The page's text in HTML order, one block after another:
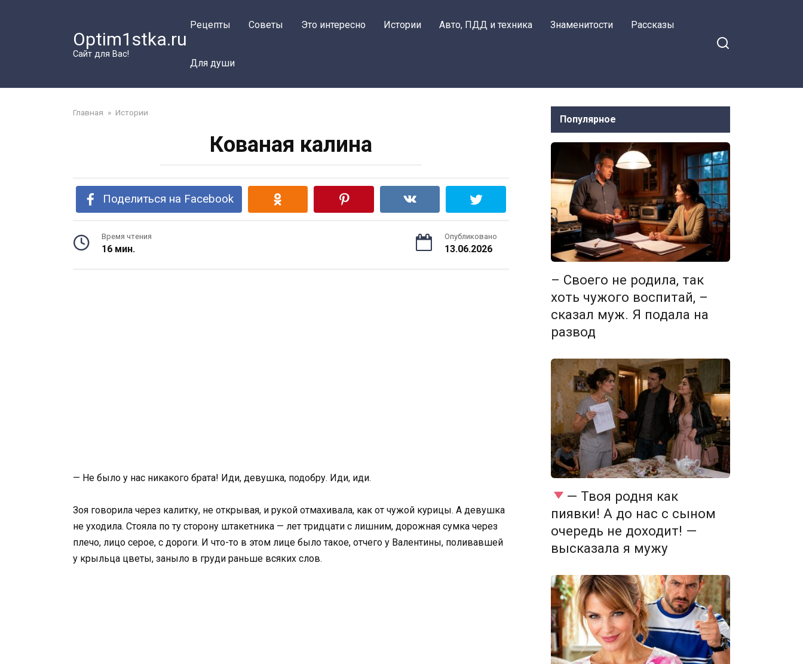
Optim1stka.ru
Сайт для Вас!
Рецепты Советы Это интересно Истории Авто, ПДД и техника Знаменитости Рассказы
Для души
Главная » Истории
Кованая калина
Поделиться на Facebook
Время чтения
16 мин.
Опубликовано
13.06.2026
— Не было у нас никакого брата! Иди, девушка, подобру. Иди, иди.
Зоя говорила через калитку, не открывая, и рукой отмахивала, как от чужой курицы. А девушка
не уходила. Стояла по ту сторону штакетника — лет тридцати с лишним, дорожная сумка через
плечо, лицо серое, с дороги. И что-то в этом лице было такое, отчего у Валентины, поливавшей
у крыльца цветы, заныло в груди раньше всяких слов.
Популярное
– Своего не родила, так
хоть чужого воспитай, –
сказал муж. Я подала на
развод
— Твоя родня как
пиявки! А до нас с сыном
очередь не доходит! —
высказала я мужу